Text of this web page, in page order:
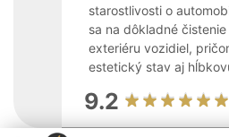
starostlivosti o
sa na dôkladné
exteriéru vozidiel,
estetický stav aj
9.2